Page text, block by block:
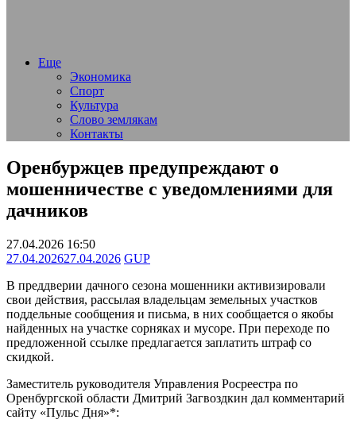
Еще
Экономика
Спорт
Культура
Слово землякам
Контакты
Оренбуржцев предупреждают о
мошенничестве с уведомлениями для
дачников
27.04.2026 16:50
27.04.202627.04.2026 GUP
В преддверии дачного сезона мошенники активизировали
свои действия, рассылая владельцам земельных участков
поддельные сообщения и письма, в них сообщается о якобы
найденных на участке сорняках и мусоре. При переходе по
предложенной ссылке предлагается заплатить штраф со
скидкой.
Заместитель руководителя Управления Росреестра по
Оренбургской области Дмитрий Загвоздкин дал комментарий
сайту «Пульс Дня»*: